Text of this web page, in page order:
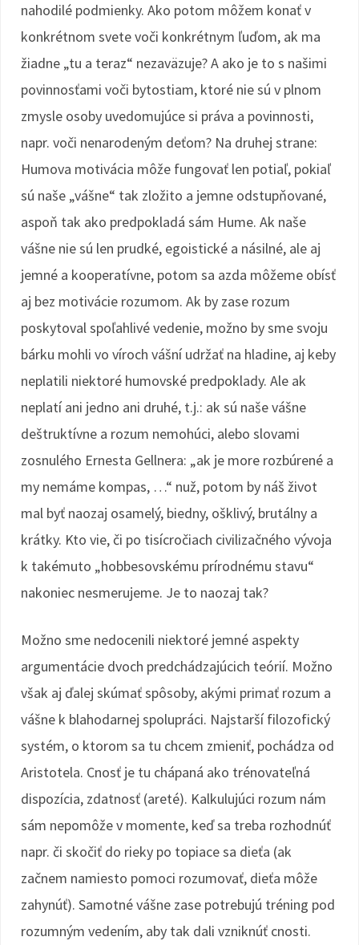
nahodilé podmienky. Ako potom môžem konať v
konkrétnom svete voči konkrétnym ľuďom, ak ma
žiadne „tu a teraz“ nezaväzuje? A ako je to s našimi
povinnosťami voči bytostiam, ktoré nie sú v plnom
zmysle osoby uvedomujúce si práva a povinnosti,
napr. voči nenarodeným deťom? Na druhej strane:
Humova motivácia môže fungovať len potiaľ, pokiaľ
sú naše „vášne“ tak zložito a jemne odstupňované,
aspoň tak ako predpokladá sám Hume. Ak naše
vášne nie sú len prudké, egoistické a násilné, ale aj
jemné a kooperatívne, potom sa azda môžeme obísť
aj bez motivácie rozumom. Ak by zase rozum
poskytoval spoľahlivé vedenie, možno by sme svoju
bárku mohli vo víroch vášní udržať na hladine, aj keby
neplatili niektoré humovské predpoklady. Ale ak
neplatí ani jedno ani druhé, t.j.: ak sú naše vášne
deštruktívne a rozum nemohúci, alebo slovami
zosnulého Ernesta Gellnera: „ak je more rozbúrené a
my nemáme kompas, …“ nuž, potom by náš život
mal byť naozaj osamelý, biedny, ošklivý, brutálny a
krátky. Kto vie, či po tisícročiach civilizačného vývoja
k takémuto „hobbesovskému prírodnému stavu“
nakoniec nesmerujeme. Je to naozaj tak?
Možno sme nedocenili niektoré jemné aspekty
argumentácie dvoch predchádzajúcich teórií. Možno
však aj ďalej skúmať spôsoby, akými primať rozum a
vášne k blahodarnej spolupráci. Najstarší filozofický
systém, o ktorom sa tu chcem zmieniť, pochádza od
Aristotela. Cnosť je tu chápaná ako trénovateľná
dispozícia, zdatnosť (areté). Kalkulujúci rozum nám
sám nepomôže v momente, keď sa treba rozhodnúť
napr. či skočiť do rieky po topiace sa dieťa (ak
začnem namiesto pomoci rozumovať, dieťa môže
zahynúť). Samotné vášne zase potrebujú tréning pod
rozumným vedením, aby tak dali vzniknúť cnosti.